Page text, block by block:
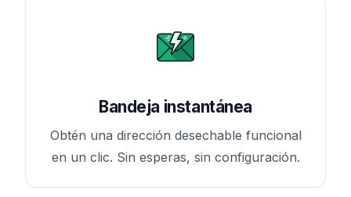
Bandeja instantánea
Obtén una dirección desechable funcional
en un clic. Sin esperas, sin configuración.